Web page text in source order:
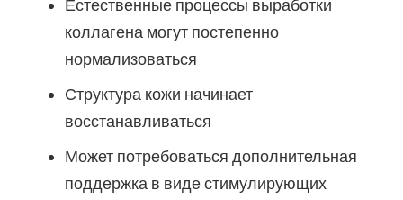
Естественные процессы выработки
коллагена могут постепенно
нормализоваться
Структура кожи начинает
восстанавливаться
Может потребоваться дополнительная
поддержка в виде стимулирующих